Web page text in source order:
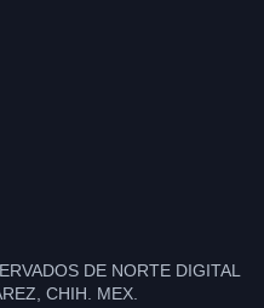
DE NORTE DIGITAL
CHIH. MEX.